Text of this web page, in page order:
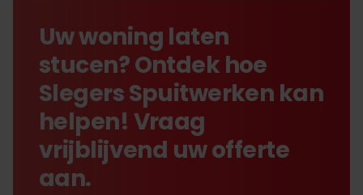
Uw woning laten
stucen? Ontdek hoe
Slegers Spuitwerken kan
helpen! Vraag
vrijblijvend uw offerte
aan.